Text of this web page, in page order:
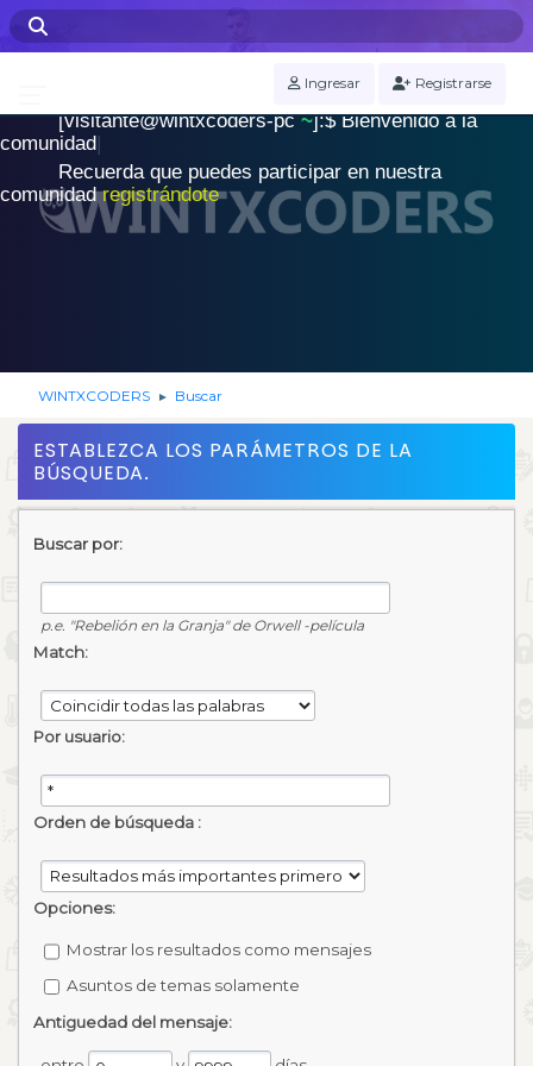
Ingresar Registrarse
WINTXCODERS Terminal
[visitante@wintxcoders-pc~]:$ .
Bienvenido a la
comunidad|
Recuerda que puedes participar en nuestra
comunidadregistrándote
WINTXCODERS ► Buscar
ESTABLEZCA LOS PARÁMETROS DE LA
BÚSQUEDA.
Buscar por:
p.e. "Rebelión en la Granja" de Orwell -película
Match:
Por usuario:
Orden de búsqueda :
Opciones:
Mostrar los resultados como mensajes
Asuntos de temas solamente
Antiguedad del mensaje: